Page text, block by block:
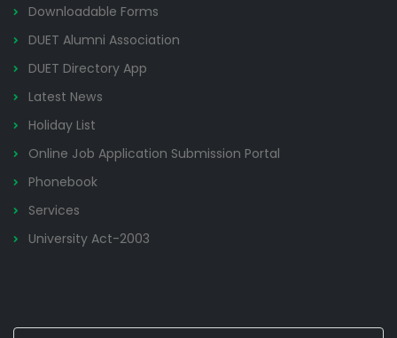
Downloadable Forms
DUET Alumni Association
DUET Directory App
Latest News
Holiday List
Online Job Application Submission Portal
Phonebook
Services
University Act-2003